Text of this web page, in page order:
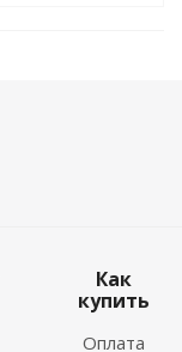
Как
купить
Оплата